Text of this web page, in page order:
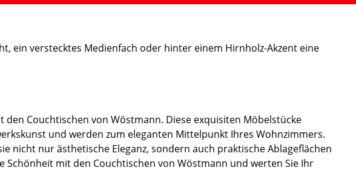
Couchtischen von Wöstmann. Diese exquisiten Möbelstücke
und werden zum eleganten Mittelpunkt Ihres Wohnzimmers.
nicht nur ästhetische Eleganz, sondern auch praktische Ablageflächen
Schönheit mit den Couchtischen von Wöstmann und werten Sie Ihr